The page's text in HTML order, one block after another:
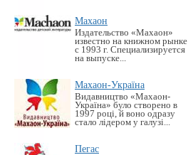
Махаон
Издательство «Махаон»
известно на книжном рынке
с 1993 г. Специализируется
на выпуске...
Махаон-Україна
Видавництво «Махаон-
Україна» було створено в
1997 році, й воно одразу
стало лідером у галузі...
Пегас